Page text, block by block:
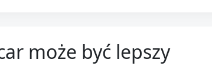
może być lepszy